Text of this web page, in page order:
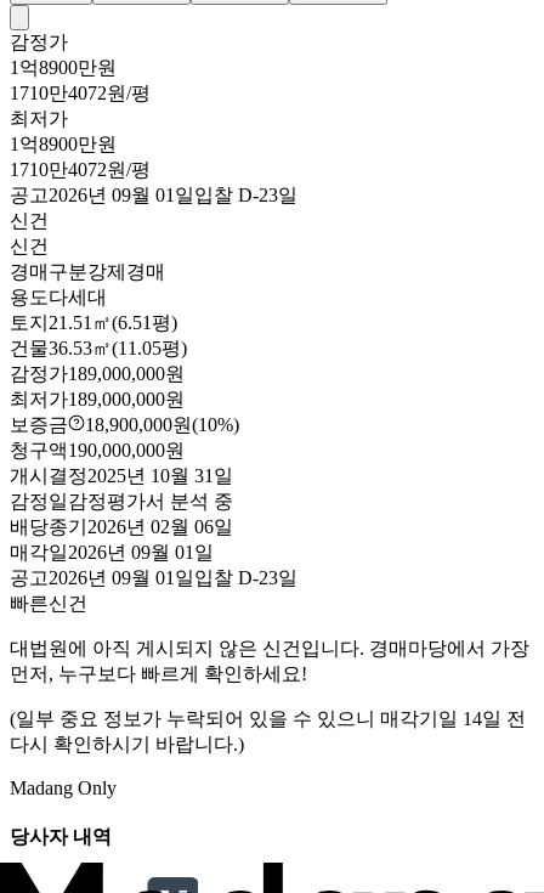
감정가
1억8900만원
1710만4072원/평
최저가
1억8900만원
1710만4072원/평
공고2026년 09월 01일입찰 D-23일
신건
신건
경매구분강제경매
용도다세대
토지 21.51㎡(6.51평)
건물36.53㎡(11.05평)
감정가189,000,000원
최저가189,000,000원
보증금
18,900,000원(10%)
청구액190,000,000원
개시결정2025년 10월 31일
감정일감정평가서 분석 중
배당종기 2026년 02월 06일
매각일2026년 09월 01일
공고2026년 09월 01일입찰 D-23일
빠른신건
대법원에 아직 게시되지 않은 신건입니다. 경매마당에서 가장
먼저, 누구보다 빠르게 확인하세요!
(일부 중요 정보가 누락되어 있을 수 있으니 매각기일 14일 전
다시 확인하시기 바랍니다.)
Madang Only
당사자 내역